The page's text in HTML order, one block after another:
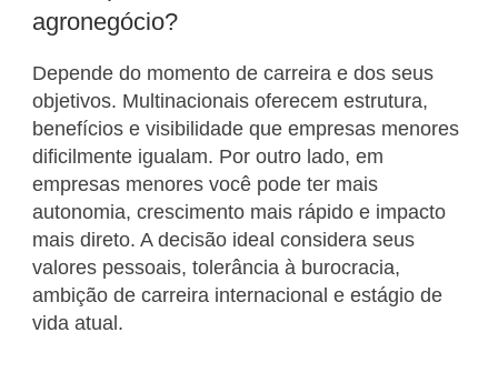
agronegócio?
Depende do momento de carreira e dos seus
objetivos. Multinacionais oferecem estrutura,
benefícios e visibilidade que empresas menores
dificilmente igualam. Por outro lado, em
empresas menores você pode ter mais
autonomia, crescimento mais rápido e impacto
mais direto. A decisão ideal considera seus
valores pessoais, tolerância à burocracia,
ambição de carreira internacional e estágio de
vida atual.